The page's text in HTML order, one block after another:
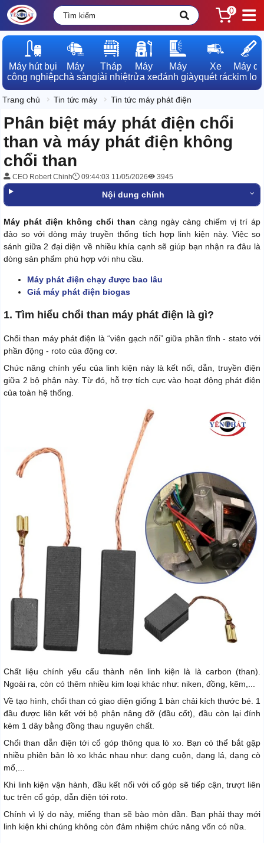
0
Máy hút bụi
công nghiệp
Máy
chà sàn
Tháp
giải nhiệt
Máy
rửa xe
Máy
đánh giày
Xe
quét rác
Máy dò
kim loại
Trang chủ Tin tức máy Tin tức máy phát điện
Phân biệt máy phát điện chổi
than và máy phát điện không
chổi than
CEO Robert Chinh 09:44:03 11/05/2026 3945
Nội dung chính
Máy phát điện không chổi than càng ngày càng chiếm vị trí áp
đảo so với dòng máy truyền thống tích hợp linh kiện này. Việc so
sánh giữa 2 đại diện về nhiều khía cạnh sẽ giúp bạn nhận ra đâu là
dòng sản phẩm phù hợp với nhu cầu.
Máy phát điện chạy được bao lâu
Giá máy phát điện biogas
1. Tìm hiểu chổi than máy phát điện là gì?
Chổi than máy phát điện là “viên gạch nối” giữa phần tĩnh - stato với
phần động - roto của động cơ.
Chức năng chính yếu của linh kiện này là kết nối, dẫn, truyền điện
giữa 2 bộ phận này. Từ đó, hỗ trợ tích cực vào hoạt động phát điện
của toàn hệ thống.
Chất liệu chính yếu cấu thành nên linh kiện là là carbon (than).
Ngoài ra, còn có thêm nhiều kim loại khác như: niken, đồng, kẽm,...
Về tạo hình, chổi than có giao diện giống 1 bàn chải kích thước bé. 1
đầu được liên kết với bộ phận nâng đỡ (đầu cốt), đầu còn lại đính
kèm 1 dây bằng đồng thau nguyên chất.
Chổi than dẫn điện tới cổ góp thông qua lò xo. Bạn có thể bắt gặp
nhiều phiên bản lò xo khác nhau như: dạng cuộn, dạng lá, dạng cò
mổ,...
Khi linh kiện vận hành, đầu kết nối với cổ góp sẽ tiếp cận, trượt liên
tục trên cổ góp, dẫn điện tới roto.
Chính vì lý do này, miếng than sẽ bào mòn dần. Bạn phải thay mới
linh kiện khi chúng không còn đảm nhiệm chức năng vốn có nữa.